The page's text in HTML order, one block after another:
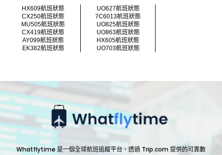
HX609航班狀態
UO627航班狀態
CX250航班狀態
7C6013航班狀態
MU505航班狀態
UO825航班狀態
CX419航班狀態
UO863航班狀態
AY099航班狀態
HX605航班狀態
EK382航班狀態
UO703航班狀態
Whatflytime 是一個全球航班追蹤平台，透過 Trip.com 提供的可靠數